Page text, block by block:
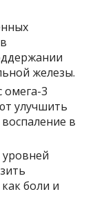
железы.
омега-3
улучшить
в
боли и